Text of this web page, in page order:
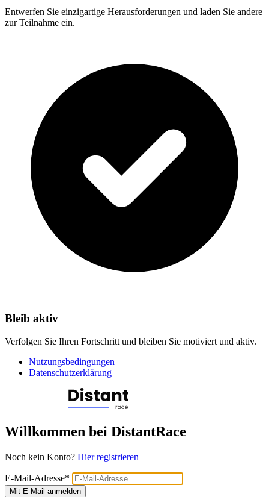
Entwerfen Sie einzigartige Herausforderungen und laden Sie andere
zur Teilnahme ein.
Bleib aktiv
Verfolgen Sie Ihren Fortschritt und bleiben Sie motiviert und aktiv.
Nutzungsbedingungen
Datenschutzerklärung
Willkommen bei DistantRace
Noch kein Konto? Hier registrieren
E-Mail-Adresse*
Mit E-Mail anmelden